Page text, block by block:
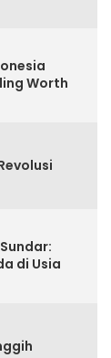
Worth
di Usia